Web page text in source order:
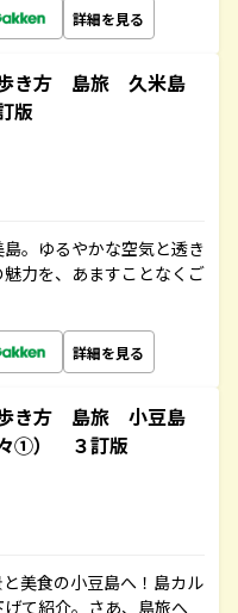
詳細を見る
き方 島旅 久米島
版
。ゆるやかな空気と透き
力を、あますことなくご
詳細を見る
き方 島旅 小豆島
々①） ３訂版
美食の小豆島へ！島カル
て紹介。さあ、島旅へ